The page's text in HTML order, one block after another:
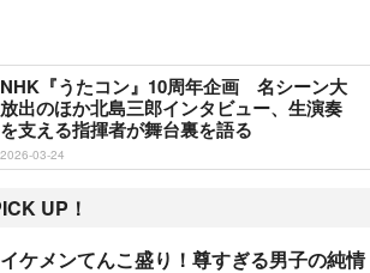
NHK『うたコン』10周年企画 名シーン大
放出のほか北島三郎インタビュー、生演奏
を支える指揮者が舞台裏を語る
2026-03-24
UP！
イケメンてんこ盛り！尊すぎる男子の純情